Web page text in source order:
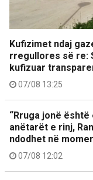
Kufizimet ndaj
rregullores së re:
kufizuar
07/08 13:25
“Rruga jonë
anëtarët e rinj,
ndodhet në
07/08 12:02